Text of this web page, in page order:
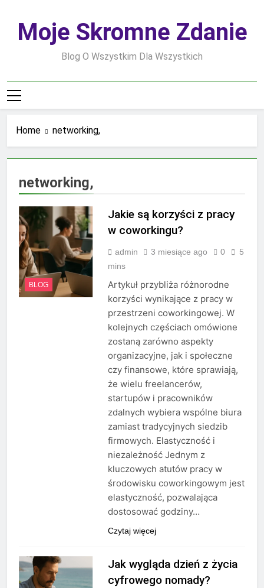
contentMoje Skromne Zdanie
Blog O Wszystkim Dla Wszystkich
Home networking,
networking,
BLOG
Jakie są korzyści z pracy
w coworkingu?
admin 3 miesiące ago 0
5
mins
Artykuł przybliża różnorodne
korzyści wynikające z pracy w
przestrzeni coworkingowej. W
kolejnych częściach omówione
zostaną zarówno aspekty
organizacyjne, jak i społeczne
czy finansowe, które sprawiają,
że wielu freelancerów,
startupów i pracowników
zdalnych wybiera wspólne biura
zamiast tradycyjnych siedzib
firmowych. Elastyczność i
niezależność Jednym z
kluczowych atutów pracy w
środowisku coworkingowym jest
elastyczność, pozwalająca
dostosować godziny…
Czytaj więcej
Jak wygląda dzień z życia
cyfrowego nomady?